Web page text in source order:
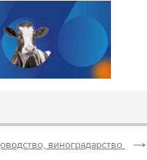
виноградарство